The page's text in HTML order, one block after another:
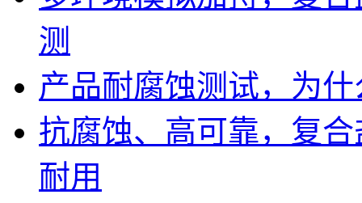
测
产品耐腐蚀测试，为
抗腐蚀、高可靠，复
耐用